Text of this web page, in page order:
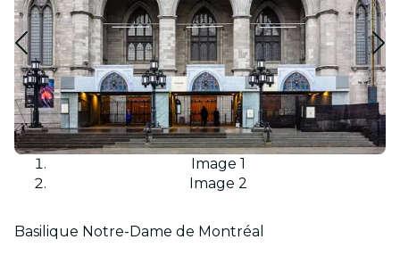
Image 1
Image 2
Basilique Notre-Dame de Montréal